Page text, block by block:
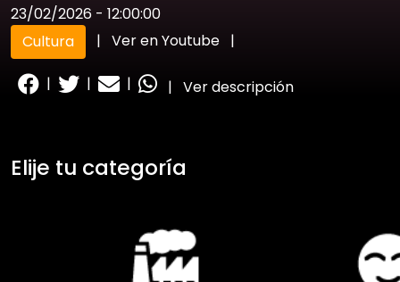
23/02/2026 - 12:00:00
Cultura
| Ver en Youtube |
| | | | Ver descripción
Elije tu categoría